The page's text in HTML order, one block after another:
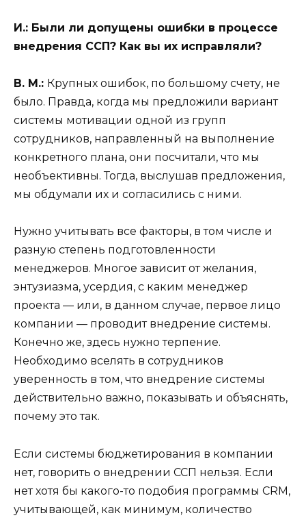
И.: Были ли допущены ошибки в процессе
внедрения ССП? Как вы их исправляли?
В. М.: Крупных ошибок, по большому счету, не
было. Правда, когда мы предложили вариант
системы мотивации одной из групп
сотрудников, направленный на выполнение
конкретного плана, они посчитали, что мы
необъективны. Тогда, выслушав предложения,
мы обдумали их и согласились с ними.
Нужно учитывать все факторы, в том числе и
разную степень подготовленности
менеджеров. Многое зависит от желания,
энтузиазма, усердия, с каким менеджер
проекта — или, в данном случае, первое лицо
компании — проводит внедрение системы.
Конечно же, здесь нужно терпение.
Необходимо вселять в сотрудников
уверенность в том, что внедрение системы
действительно важно, показывать и объяснять,
почему это так.
Если системы бюджетирования в компании
нет, говорить о внедрении ССП нельзя. Если
нет хотя бы какого-то подобия программы CRM,
учитывающей, как минимум, количество